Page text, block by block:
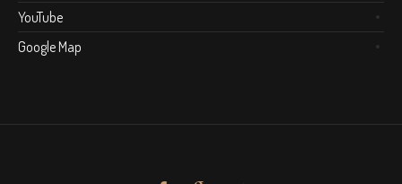
YouTube
Google Map